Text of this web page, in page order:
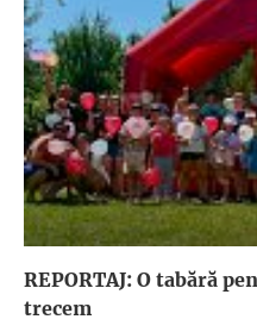
REPORTAJ: O tabără
trecem